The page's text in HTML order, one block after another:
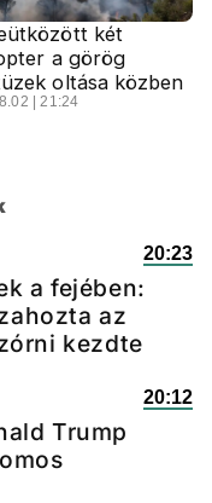
két
a görög
oltása közben
| 21:24
20:23
a fejében:
az
kezdte
20:12
Trump